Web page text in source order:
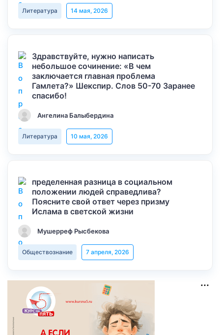
Литература 14 мая, 2026
Здравствуйте, нужно написать
небольшое сочинение: «В чем
заключается главная проблема
Гамлета?» Шекспир. Слов 50-70 Заранее
спасибо!
Ангелина Балыбердина
Литература 10 мая, 2026
пределенная разница в социальном
положении людей справедлива?
Поясните свой ответ через призму
Ислама в светской жизни
Мушерреф Рысбекова
Обществознание 7 апреля, 2026